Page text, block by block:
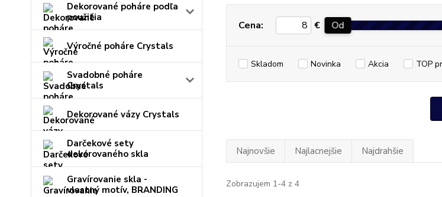
Dekorované poháre podľa
použitia
Výročné poháre Crystals
Svadobné poháre
Crystals
Dekorované vázy Crystals
Darčekové sety
dekorovaného skla
Gravírovanie skla -
vlastný motív, BRANDING
Cena: € Od
Skladom Novinka Akcia TOP
Najnovšie Najlacnejšie Najdrahšie
Zobrazujem 1-4 z 4